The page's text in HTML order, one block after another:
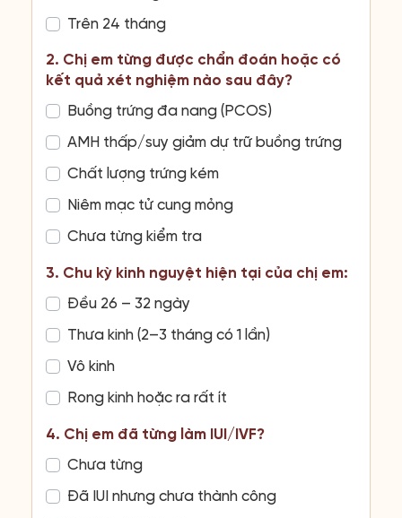
Trên 24 tháng
2. Chị em từng được chẩn đoán hoặc có
kết quả xét nghiệm nào sau đây?
Buồng trứng đa nang (PCOS)
AMH thấp/suy giảm dự trữ buồng trứng
Chất lượng trứng kém
Niêm mạc tử cung mỏng
Chưa từng kiểm tra
3. Chu kỳ kinh nguyệt hiện tại của chị em:
Đều 26 – 32 ngày
Thưa kinh (2–3 tháng có 1 lần)
Vô kinh
Rong kinh hoặc ra rất ít
4. Chị em đã từng làm IUI/IVF?
Chưa từng
Đã IUI nhưng chưa thành công